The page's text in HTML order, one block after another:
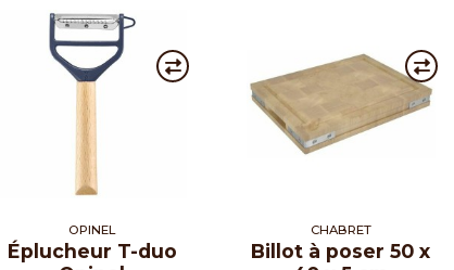
OPINEL
Éplucheur T-duo
CHABRET
Billot à poser 50 x